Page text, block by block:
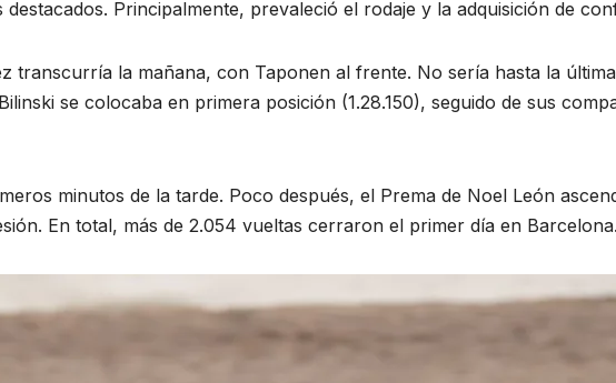
Principalmente, prevaleció el rodaje y la adquisición de
transcurría la mañana, con Taponen al frente. No sería hasta la
se colocaba en primera posición (1.28.150), seguido de sus
minutos de la tarde. Poco después, el Prema de Noel León
En total, más de 2.054 vueltas cerraron el primer día en Barcelona.